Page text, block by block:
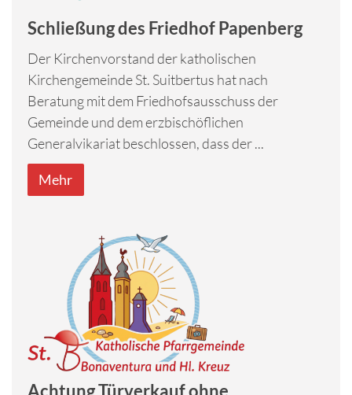
Schließung des Friedhof Papenberg
Der Kirchenvorstand der katholischen
Kirchengemeinde St. Suitbertus hat nach
Beratung mit dem Friedhofsausschuss der
Gemeinde und dem erzbischöflichen
Generalvikariat beschlossen, dass der ...
Mehr
Achtung Türverkauf ohne